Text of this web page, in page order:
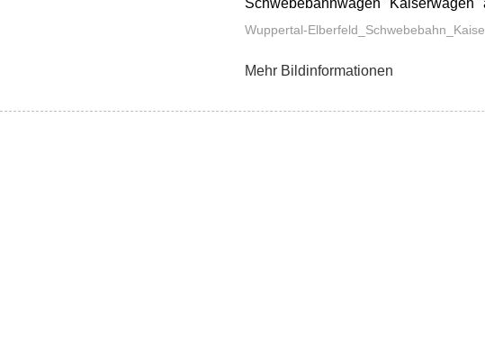
Wuppertal-
Mehr Bildinformationen